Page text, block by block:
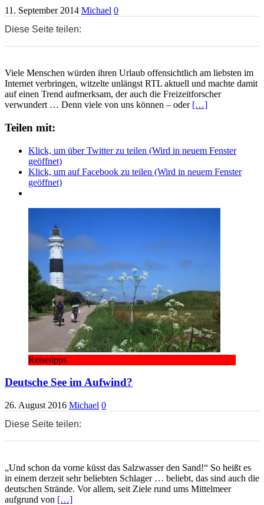
11. September 2014 Michael 0
Diese Seite teilen:
Viele Menschen würden ihren Urlaub offensichtlich am liebsten im
Internet verbringen, witzelte unlängst RTL aktuell und machte damit
auf einen Trend aufmerksam, der auch die Freizeitforscher
verwundert … Denn viele von uns können – oder […]
Teilen mit:
Klick, um über Twitter zu teilen (Wird in neuem Fenster
geöffnet)
Klick, um auf Facebook zu teilen (Wird in neuem Fenster
geöffnet)
Reisetipps
Deutsche See im Aufwind?
26. August 2016 Michael 0
Diese Seite teilen:
„Und schon da vorne küsst das Salzwasser den Sand!“ So heißt es
in einem derzeit sehr beliebten Schlager … beliebt, das sind auch die
deutschen Strände. Vor allem, seit Ziele rund ums Mittelmeer
aufgrund von […]